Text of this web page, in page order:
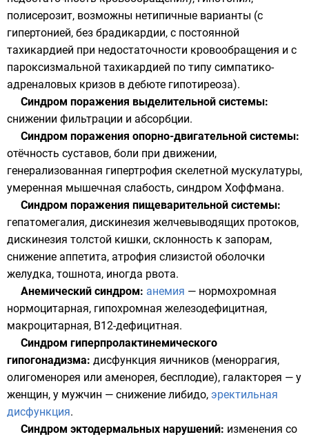
полисерозит, возможны нетипичные варианты (с
гипертонией, без брадикардии, с постоянной
тахикардией при недостаточности кровообращения и с
пароксизмальной тахикардией по типу симпатико-
адреналовых кризов в дебюте гипотиреоза).
Синдром поражения выделительной системы:
снижении фильтрации и абсорбции.
Синдром поражения опорно-двигательной системы:
отёчность суставов, боли при движении,
генерализованная гипертрофия скелетной мускулатуры,
умеренная мышечная слабость, синдром Хоффмана.
Синдром поражения пищеварительной системы:
гепатомегалия, дискинезия желчевыводящих протоков,
дискинезия толстой кишки, склонность к запорам,
снижение аппетита, атрофия слизистой оболочки
желудка, тошнота, иногда рвота.
Анемический синдром: анемия — нормохромная
нормоцитарная, гипохромная железодефицитная,
макроцитарная, В12-дефицитная.
Синдром гиперпролактинемического
гипогонадизма: дисфункция яичников (меноррагия,
олигоменорея или аменорея, бесплодие), галакторея — у
женщин, у мужчин — снижение либидо, эректильная
дисфункция.
Синдром эктодермальных нарушений: изменения со